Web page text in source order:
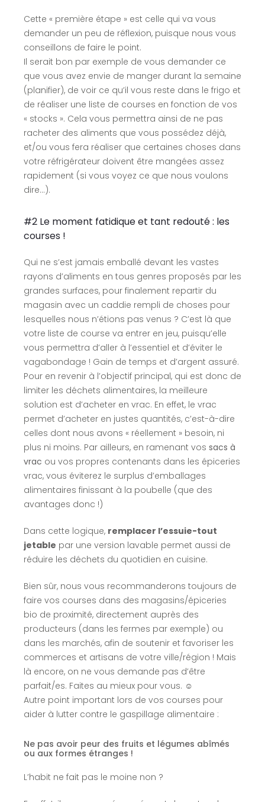
Cette « première étape » est celle qui va vous
demander un peu de réflexion, puisque nous vous
conseillons de faire le point.
Il serait bon par exemple de vous demander ce
que vous avez envie de manger durant la semaine
(planifier), de voir ce qu’il vous reste dans le frigo et
de réaliser une liste de courses en fonction de vos
« stocks ». Cela vous permettra ainsi de ne pas
racheter des aliments que vous possédez déjà,
et/ou vous fera réaliser que certaines choses dans
votre réfrigérateur doivent être mangées assez
rapidement (si vous voyez ce que nous voulons
dire…).
#2 Le moment fatidique et tant redouté : les
courses !
Qui ne s’est jamais emballé devant les vastes
rayons d’aliments en tous genres proposés par les
grandes surfaces, pour finalement repartir du
magasin avec un caddie rempli de choses pour
lesquelles nous n’étions pas venus ? C’est là que
votre liste de course va entrer en jeu, puisqu’elle
vous permettra d’aller à l’essentiel et d’éviter le
vagabondage ! Gain de temps et d’argent assuré.
Pour en revenir à l’objectif principal, qui est donc de
limiter les déchets alimentaires, la meilleure
solution est d’acheter en vrac. En effet, le vrac
permet d’acheter en justes quantités, c’est-à-dire
celles dont nous avons « réellement » besoin, ni
plus ni moins. Par ailleurs, en ramenant vos sacs à
vrac ou vos propres contenants dans les épiceries
vrac, vous éviterez le surplus d’emballages
alimentaires finissant à la poubelle (que des
avantages donc !)
Dans cette logique, remplacer l’essuie-tout
jetable par une version lavable permet aussi de
réduire les déchets du quotidien en cuisine.
Bien sûr, nous vous recommanderons toujours de
faire vos courses dans des magasins/épiceries
bio de proximité, directement auprès des
producteurs (dans les fermes par exemple) ou
dans les marchés, afin de soutenir et favoriser les
commerces et artisans de votre ville/région ! Mais
là encore, on ne vous demande pas d’être
parfait/es. Faites au mieux pour vous. ☺
Autre point important lors de vos courses pour
aider à lutter contre le gaspillage alimentaire :
Ne pas avoir peur des fruits et légumes abîmés
ou aux formes étranges !
L’habit ne fait pas le moine non ?